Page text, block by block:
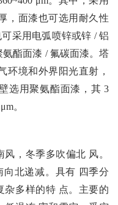
，面漆也可选用耐久性
采用电弧喷锌或锌 / 铝
酯面漆 / 氟碳面漆。塔
环境和外界阳光直射，
选用聚氨酯面漆，其 3
。
，冬季多吹偏北 风。
向北递减。具有 四季分
杂多样的特 点。主要的